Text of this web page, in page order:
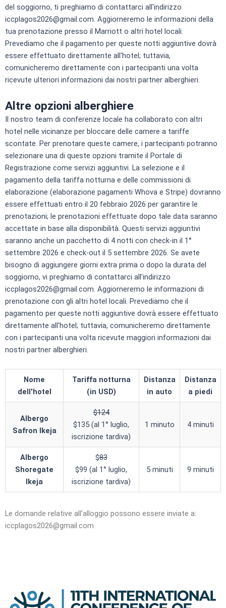
del soggiorno, ti preghiamo di contattarci all'indirizzo
iccplagos2026@gmail.com. Aggiorneremo le informazioni della
tua prenotazione presso il Marriott o altri hotel locali.
Prevediamo che il pagamento per queste notti aggiuntive dovrà
essere effettuato direttamente all'hotel; tuttavia,
comunicheremo direttamente con i partecipanti una volta
ricevute ulteriori informazioni dai nostri partner alberghieri.
Altre opzioni alberghiere
Il nostro team di conferenze locale ha collaborato con altri
hotel nelle vicinanze per bloccare delle camere a tariffe
scontate. Per prenotare queste camere, i partecipanti potranno
selezionare una di queste opzioni tramite il Portale di
Registrazione come servizi aggiuntivi. La selezione e il
pagamento della tariffa notturna e delle commissioni di
elaborazione (elaborazione pagamenti Whova e Stripe) dovranno
essere effettuati entro il 20 febbraio 2026 per garantire le
prenotazioni; le prenotazioni effettuate dopo tale data saranno
accettate in base alla disponibilità. Questi servizi aggiuntivi
saranno anche un pacchetto di 4 notti con check-in il 1°
settembre 2026 e check-out il 5 settembre 2026. Se avete
bisogno di aggiungere giorni extra prima o dopo la durata del
soggiorno, vi preghiamo di contattarci all'indirizzo
iccplagos2026@gmail.com. Aggiorneremo le informazioni di
prenotazione con gli altri hotel locali. Prevediamo che il
pagamento per queste notti aggiuntive dovrà essere effettuato
direttamente all'hotel; tuttavia, comunicheremo direttamente
con i partecipanti una volta ricevute maggiori informazioni dai
nostri partner alberghieri.
Nome
dell'hotel
Tariffa notturna
(in USD)
Distanza
in auto
Distanza
a piedi
Albergo
Safron Ikeja
$124
$135 (al 1° luglio,
iscrizione tardiva)
1 minuto 4 minuti
Albergo
Shoregate
Ikeja
$83
$99 (al 1° luglio,
iscrizione tardiva)
5 minuti 9 minuti
Le domande relative all'alloggio possono essere inviate a:
iccplagos2026@gmail.com